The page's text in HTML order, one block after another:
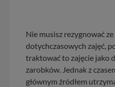
Nie musisz rezygnować
dotychczasowych zajęć,
traktować to zajęcie jako
zarobków. Jednak z
głównym źródłem